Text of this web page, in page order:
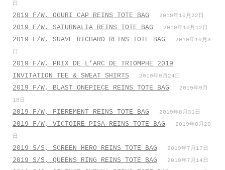
日
2019 F/W, OGURI CAP REINS TOTE BAG 2019年10月22日
2019 F/W, SATURNALIA REINS TOTE BAG 2019年10月12日
2019 F/W, SUAVE RICHARD REINS TOTE BAG
2019年10月3
日
2019 F/W, PRIX DE L’ARC DE TRIOMPHE 2019
INVITATION TEE & SWEAT SHIRTS
2019年9月24日
2019 F/W, BLAST ONEPIECE REINS TOTE BAG
2019年9月
18日
2019 F/W, FIEREMENT REINS TOTE BAG 2019年8月31日
2019 F/W, VICTOIRE PISA REINS TOTE BAG
2019年8月20
日
2019 S/S, SCREEN HERO REINS TOTE BAG 2019年7月17日
2019 S/S, QUEENS RING REINS TOTE BAG 2019年7月14日